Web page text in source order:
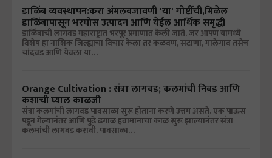
डाळिंब व्यवस्थापन:करा अंमलबजावणी 'या' गोष्टींची,मिळेल
डाळिंबापासून भरघोस उत्पादन आणि येईल आर्थिक समृद्धी
डाळिंबाची लागवड महाराष्ट्रात भरपूर प्रमाणात केली जाते. जर आपण यामध्ये
विशेष हा नाशिक जिल्ह्याचा विचार केला तर कळवण, सटाणा, मालेगाव तसेच
चांदवड आणि येवला या…
Orange Cultivation : संत्रा लागवड; कलमांची निवड आणि
कशाची घ्याल काळजी
संत्रा कलमांची लागवड पावसाळा सुरू होताना करणे उत्तम असते. एक पाऊस
पडून गेल्यानंतर आणि पुढे ढगाळ हवामानाचा काळ सुरू झाल्यानंतर संत्रा
कलमांची लागवड करावी. पावसाळा…